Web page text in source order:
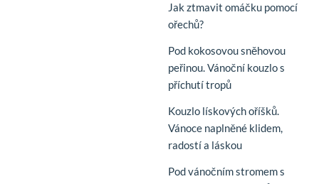
Jak ztmavit omáčku pomocí
ořechů?
Pod kokosovou sněhovou
peřinou. Vánoční kouzlo s
příchutí tropů
Kouzlo lískových oříšků.
Vánoce naplněné klidem,
radostí a láskou
Pod vánočním stromem s